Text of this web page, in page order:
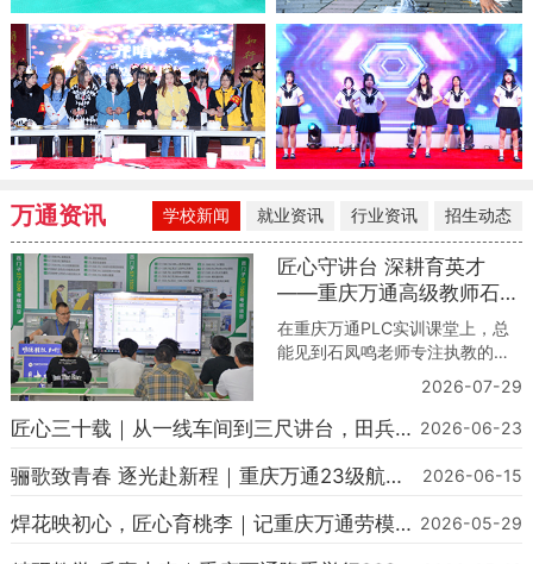
万通资讯 学校新闻 就业资讯 行业资讯 招生动态
匠心守讲台 深耕育英才
——重庆万通高级教师石凤
鸣的职教之路
在重庆万通PLC实训课堂上，总
能见到石凤鸣老师专注执教的身
影。他手持编程设备，细致指导
学生调试自动化设备、拆解工控
实操难题，以严谨专业的技术态
职教讲台，用心培育每一位智能
动化高级教师，石凤鸣凭借十余
2026-07-29
匠心三十载｜从一线车间到三尺讲台，田兵老
师以技育人筑梦前行
2026-06-23
骊歌致青春 逐光赴新程｜重庆万通23级航轨
毕业典礼圆满落幕
2026-06-15
焊花映初心，匠心育桃李｜记重庆万通劳模教 2026-05-29